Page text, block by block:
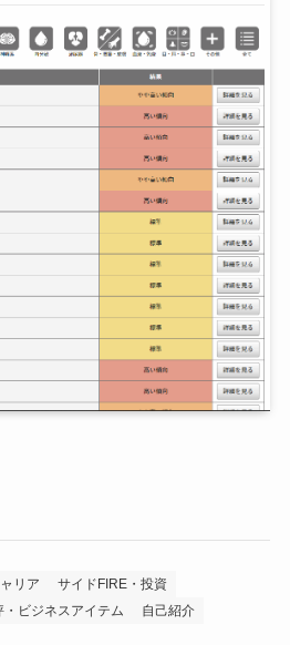
リア
サイドFIRE・投資
・ビジネスアイテム 自己紹介